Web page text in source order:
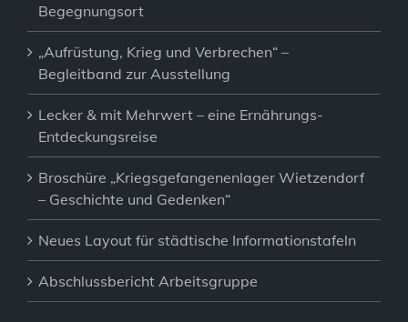
Begegnungsort
„Aufrüstung, Krieg und Verbrechen“ –
Begleitband zur Ausstellung
Lecker & mit Mehrwert – eine Ernährungs-
Entdeckungsreise
Broschüre „Kriegsgefangenenlager Wietzendorf
– Geschichte und Gedenken“
Neues Layout für städtische Informationstafeln
Abschlussbericht Arbeitsgruppe